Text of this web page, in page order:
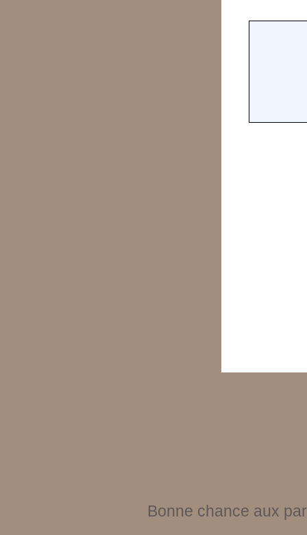
Bonne chance aux